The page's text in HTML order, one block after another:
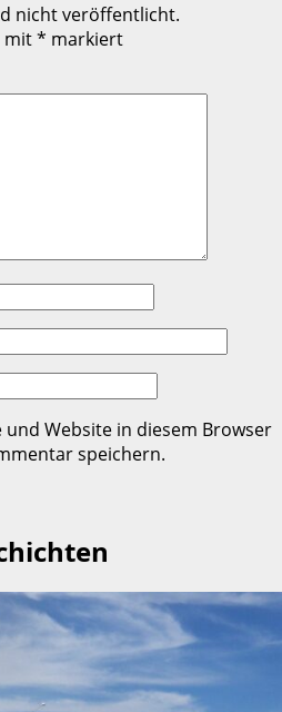
nicht veröffentlicht.
mit* markiert
und Website in diesem Browser
speichern.